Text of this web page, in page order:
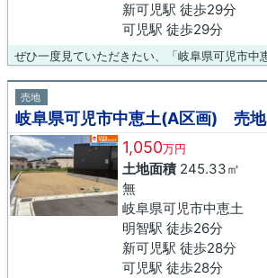
新可児駅 徒歩29分
可児駅 徒歩29分
売地
岐阜県可児市中恵土(A区画) 売地
1,050万円
土地面積245.33㎡
無
岐阜県可児市中恵土
明智駅 徒歩26分
新可児駅 徒歩28分
可児駅 徒歩28分